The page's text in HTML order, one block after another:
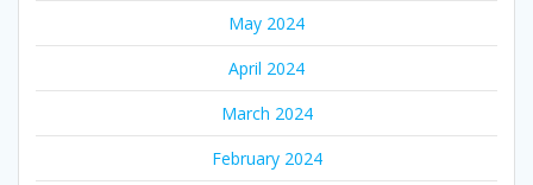
May 2024
April 2024
March 2024
February 2024